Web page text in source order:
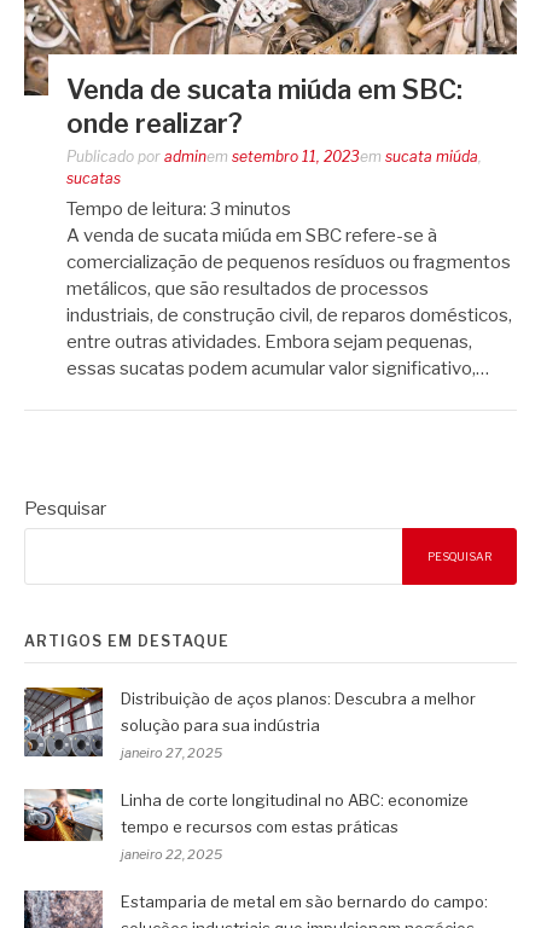
Venda de sucata miúda em SBC:
onde realizar?
Publicado por adminem setembro 11, 2023em sucata miúda,
sucatas
Tempo de leitura: 3 minutos
A venda de sucata miúda em SBC refere-se à
comercialização de pequenos resíduos ou fragmentos
metálicos, que são resultados de processos
industriais, de construção civil, de reparos domésticos,
entre outras atividades. Embora sejam pequenas,
essas sucatas podem acumular valor significativo,…
Pesquisar
PESQUISAR
ARTIGOS EM DESTAQUE
Distribuição de aços planos: Descubra a melhor
solução para sua indústria
janeiro 27, 2025
Linha de corte longitudinal no ABC: economize
tempo e recursos com estas práticas
janeiro 22, 2025
Estamparia de metal em são bernardo do campo: